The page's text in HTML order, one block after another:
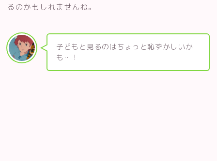
るのかもしれませんね。
子どもと見るのはちょっと恥ずかしいか
も…！